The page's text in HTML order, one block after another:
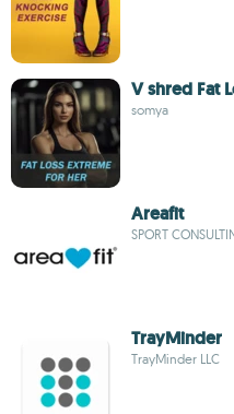
V shred Fat
somya
Areafit
SPORT
TrayMinder
TrayMinder LLC